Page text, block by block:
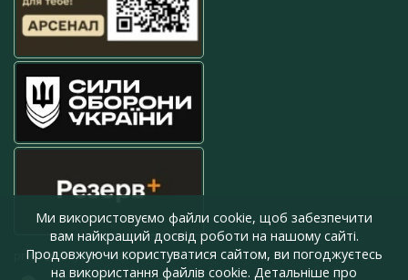
press@armyinform.com.ua
Ми використовуємо файли cookie, щоб забезпечити
вам найкращий досвід роботи на нашому сайті.
Продовжуючи користуватися сайтом, ви погоджуєтесь
на використання файлів cookie. Детальніше про